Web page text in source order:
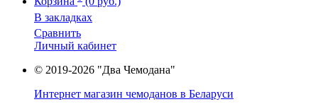
В закладках
Сравнить
Личный кабинет
© 2019-2026 "Два Чемодана"
Интернет магазин чемоданов в Беларуси